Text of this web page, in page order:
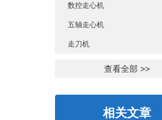
数控走心机
五轴走心机
走刀机
查看全部 >>
相关文章